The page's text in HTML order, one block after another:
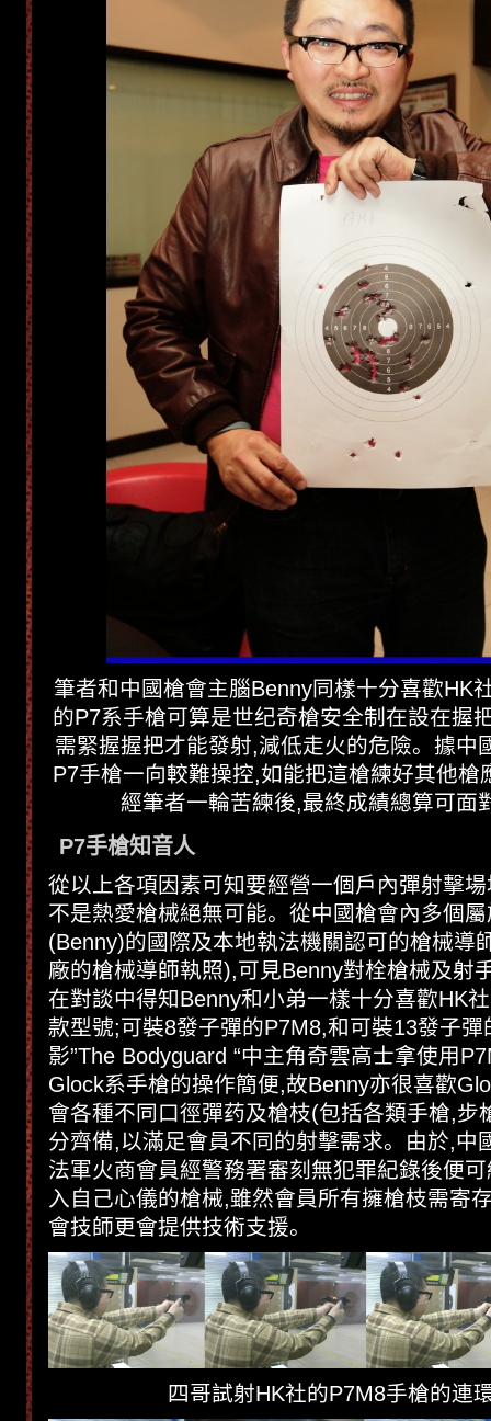
筆者和中國槍會主腦Benny同樣十分喜歡HK
的P7系手槍可算是世纪奇槍安全制在設在握
需緊握握把才能發射,減低走火的危險。據中
P7手槍一向較難操控,如能把這槍練好其他槍
經筆者一輪苦練後,最終成績總算可面
P7手槍知音人
從以上各項因素可知要經營一個戶內彈射擊
不是熱愛槍械絕無可能。從中國槍會內多個
(Benny)的國際及本地執法機關認可的槍械導
廠的槍械導師執照),可見Benny對栓槍械及射
在對談中得知Benny和小弟一樣十分喜歡HK
款型號;可裝8發子彈的P7M8,和可裝13發子
影”The Bodyguard “中主角奇雲高士拿使用
Glock系手槍的操作簡便,故Benny亦很喜歡
會各種不同口徑彈药及槍枝(包括各類手槍,步
分齊備,以滿足會員不同的射擊需求。由於,中
法軍火商會員經警務署審刻無犯罪紀錄後便
入自己心儀的槍械,雖然會員所有擁槍枝需寄
會技師更會提供技術支援。
四哥試射HK社的P7M8手槍的連